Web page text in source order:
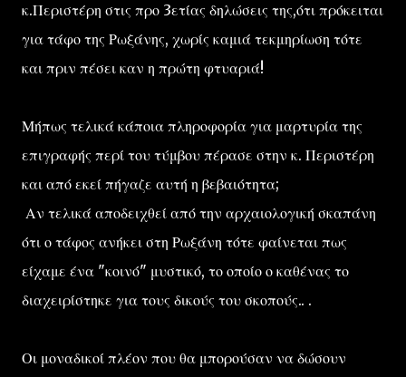
κ.Περιστέρη στις προ 3ετίας δηλώσεις της,ότι πρόκειται
για τάφο της Ρωξάνης, χωρίς καμιά τεκμηρίωση τότε
και πριν πέσει καν η πρώτη φτυαριά!
Μήπως τελικά κάποια πληροφορία για μαρτυρία της
επιγραφής περί του τύμβου πέρασε στην κ. Περιστέρη
και από εκεί πήγαζε αυτή η βεβαιότητα;
Αν τελικά αποδειχθεί από την αρχαιολογική σκαπάνη
ότι ο τάφος ανήκει στη Ρωξάνη τότε φαίνεται πως
είχαμε ένα "κοινό" μυστικό, το οποίο ο καθένας το
διαχειρίστηκε για τους δικούς του σκοπούς.. .
Οι μοναδικοί πλέον που θα μπορούσαν να δώσουν